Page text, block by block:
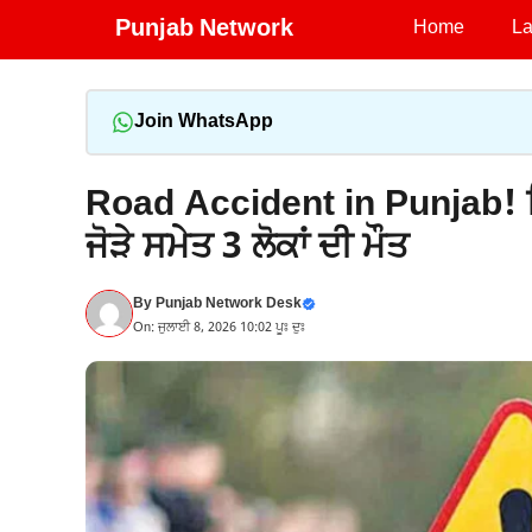
Punjab Network Home
Join WhatsApp
Road Accident in
ਜੋੜੇ ਸਮੇਤ 3 ਲੋਕਾਂ ਦੀ ਮੌਤ
ByPunjab Network Desk
On: ਜੁਲਾਈ 8, 2026 10:02 ਪੂਃ ਦੁਃ